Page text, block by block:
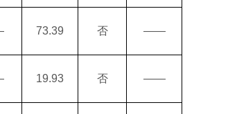
73.39 否 ——
19.93 否 ——